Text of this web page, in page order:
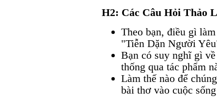
H2: Các Câu Hỏi Thảo
Theo bạn, điều gì
"Tiễn Dặn Người
Bạn có suy nghĩ gì
thống qua tác phẩm
Làm thế nào để
bài thơ vào cuộc